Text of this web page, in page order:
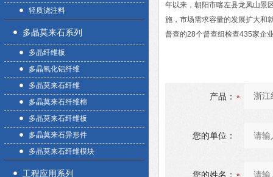
轻质浇注料
多晶莫来石系列
多晶纤维板
多晶氧化铝纤维
多晶莫来石纤维
多晶莫来石纤维棉
多晶莫来石纤维板
多晶莫来石异形件
多晶莫来石纤维模块
工程应用系列
年以来，朝阳市喀左县龙凤山景
施，市场需求容量的发展扩大和
督查的28个督查组检查435家企
产品：
您的单位：
您的姓名：